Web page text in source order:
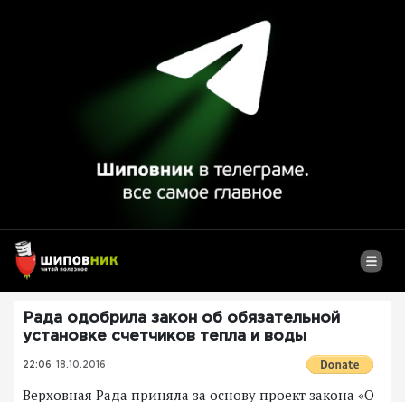
Рада одобрила закон об обязательной
установке счетчиков тепла и воды
22:06 18.10.2016
Верховная Рада приняла за основу проект закона «О